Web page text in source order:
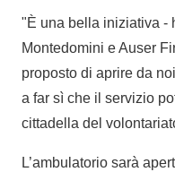
"È una bella iniziativa -
Montedomini e Auser
proposto di aprire da
a far sì che il servizio
cittadella del
L’ambulatorio sarà